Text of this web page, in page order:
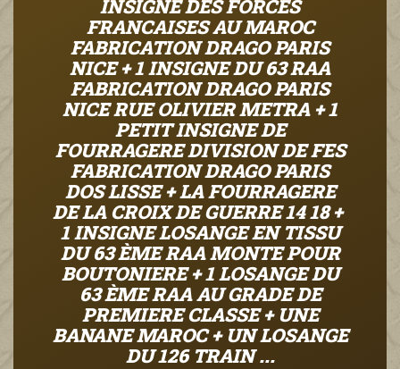
INSIGNE DES FORCES
FRANCAISES AU MAROC
FABRICATION DRAGO PARIS
NICE + 1 INSIGNE DU 63 RAA
FABRICATION DRAGO PARIS
NICE RUE OLIVIER METRA + 1
PETIT INSIGNE DE
FOURRAGERE DIVISION DE FES
FABRICATION DRAGO PARIS
DOS LISSE + LA FOURRAGERE
DE LA CROIX DE GUERRE 14 18 +
1 INSIGNE LOSANGE EN TISSU
DU 63 ÈME RAA MONTE POUR
BOUTONIERE + 1 LOSANGE DU
63 ÈME RAA AU GRADE DE
PREMIERE CLASSE + UNE
BANANE MAROC + UN LOSANGE
DU 126 TRAIN ...